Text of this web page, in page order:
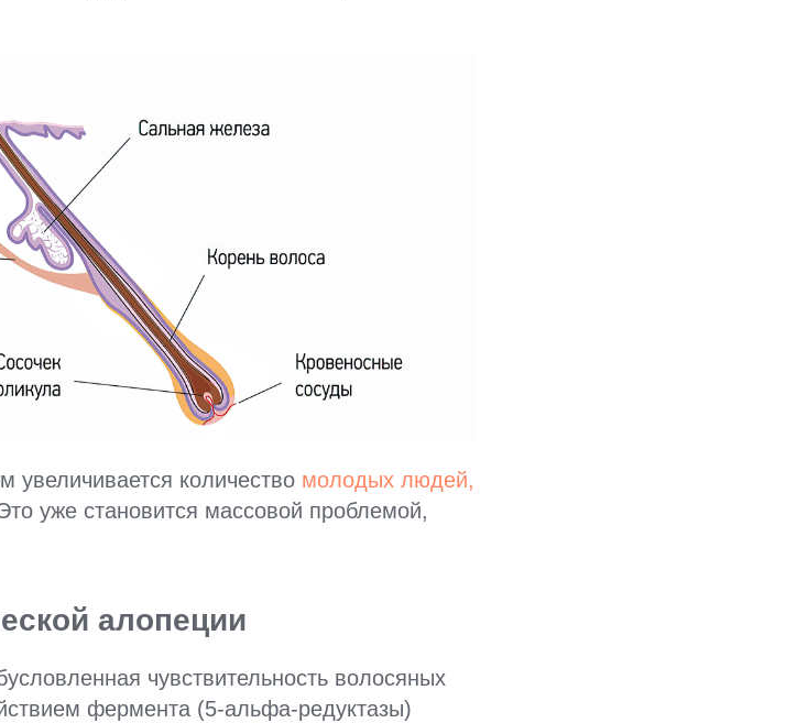
увеличивается количество молодых людей,
уже становится массовой проблемой,
алопеции
чувствительность волосяных
фермента (5-альфа-редуктазы)